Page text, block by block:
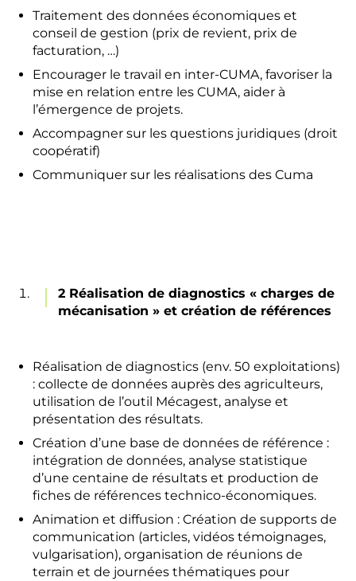
Traitement des données économiques et
conseil de gestion (prix de revient, prix de
facturation, …)
Encourager le travail en inter-CUMA, favoriser la
mise en relation entre les CUMA, aider à
l’émergence de projets.
Accompagner sur les questions juridiques (droit
coopératif)
Communiquer sur les réalisations des Cuma
2 Réalisation de diagnostics « charges de
mécanisation » et création de références
Réalisation de diagnostics (env. 50 exploitations)
: collecte de données auprès des agriculteurs,
utilisation de l’outil Mécagest, analyse et
présentation des résultats.
Création d’une base de données de référence :
intégration de données, analyse statistique
d’une centaine de résultats et production de
fiches de références technico-économiques.
Animation et diffusion : Création de supports de
communication (articles, vidéos témoignages,
vulgarisation), organisation de réunions de
terrain et de journées thématiques pour